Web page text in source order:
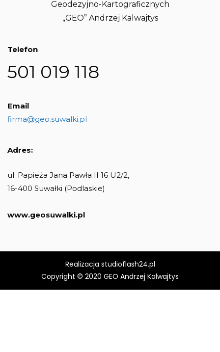
Geodezyjno-Kartograficznych
„GEO” Andrzej Kalwajtys
Telefon
501 019 118
Email
firma@geo.suwalki.pl
Adres:
ul. Papieża Jana Pawła II 16 U2/2,
16-400 Suwałki (Podlaskie)
www.geosuwalki.pl
Realizacja studioflash24.pl
Copyright © 2020 GEO Andrzej Kalwajtys